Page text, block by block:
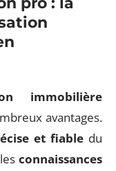
immobilière
avantages.
et fiable du
connaissances